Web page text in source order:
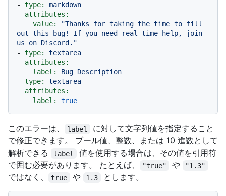
-
type:
markdown
attributes:
value:
"Thanks for taking the time to fill
out this bug! If you need real-time help, join
us on Discord."
-
type:
textarea
attributes:
label:
Bug Description
-
type:
textarea
attributes:
label:
true
このエラーは、 label
に対して文字列値を指定すること
で修正できます。 ブール値、整数、または 10 進数として
解析できる
label
値を使用する場合は、その値を引用符
で囲む必要があります。 たとえば、
"true" や "1.3"
ではなく、 true や 1.3 とします。